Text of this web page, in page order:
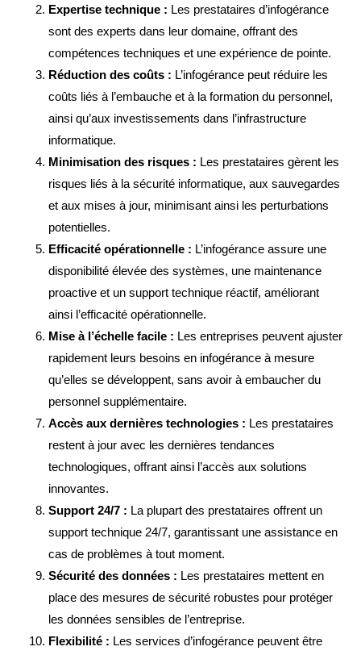
Expertise technique : Les prestataires d’infogérance
sont des experts dans leur domaine, offrant des
compétences techniques et une expérience de pointe.
Réduction des coûts : L’infogérance peut réduire les
coûts liés à l’embauche et à la formation du personnel,
ainsi qu’aux investissements dans l’infrastructure
informatique.
Minimisation des risques : Les prestataires gèrent les
risques liés à la sécurité informatique, aux sauvegardes
et aux mises à jour, minimisant ainsi les perturbations
potentielles.
Efficacité opérationnelle : L’infogérance assure une
disponibilité élevée des systèmes, une maintenance
proactive et un support technique réactif, améliorant
ainsi l’efficacité opérationnelle.
Mise à l’échelle facile : Les entreprises peuvent ajuster
rapidement leurs besoins en infogérance à mesure
qu’elles se développent, sans avoir à embaucher du
personnel supplémentaire.
Accès aux dernières technologies : Les prestataires
restent à jour avec les dernières tendances
technologiques, offrant ainsi l’accès aux solutions
innovantes.
Support 24/7 : La plupart des prestataires offrent un
support technique 24/7, garantissant une assistance en
cas de problèmes à tout moment.
Sécurité des données : Les prestataires mettent en
place des mesures de sécurité robustes pour protéger
les données sensibles de l’entreprise.
Flexibilité : Les services d’infogérance peuvent être